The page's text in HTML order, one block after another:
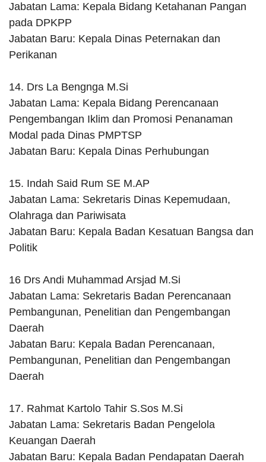
Jabatan Lama: Kepala Bidang Ketahanan Pangan
pada DPKPP
Jabatan Baru: Kepala Dinas Peternakan dan
Perikanan
14. Drs La Bengnga M.Si
Jabatan Lama: Kepala Bidang Perencanaan
Pengembangan Iklim dan Promosi Penanaman
Modal pada Dinas PMPTSP
Jabatan Baru: Kepala Dinas Perhubungan
15. Indah Said Rum SE M.AP
Jabatan Lama: Sekretaris Dinas Kepemudaan,
Olahraga dan Pariwisata
Jabatan Baru: Kepala Badan Kesatuan Bangsa dan
Politik
16 Drs Andi Muhammad Arsjad M.Si
Jabatan Lama: Sekretaris Badan Perencanaan
Pembangunan, Penelitian dan Pengembangan
Daerah
Jabatan Baru: Kepala Badan Perencanaan,
Pembangunan, Penelitian dan Pengembangan
Daerah
17. Rahmat Kartolo Tahir S.Sos M.Si
Jabatan Lama: Sekretaris Badan Pengelola
Keuangan Daerah
Jabatan Baru: Kepala Badan Pendapatan Daerah